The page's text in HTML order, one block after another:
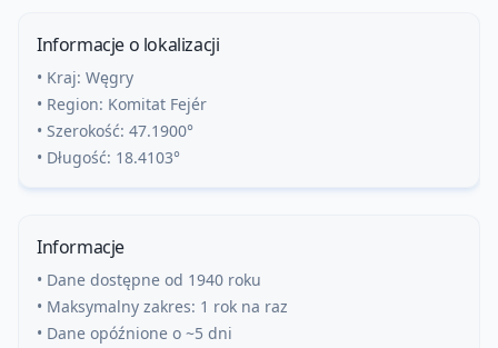
Informacje o lokalizacji
• Kraj: Węgry
• Region: Komitat Fejér
• Szerokość: 47.1900°
• Długość: 18.4103°
Informacje
• Dane dostępne od 1940 roku
• Maksymalny zakres: 1 rok na raz
• Dane opóźnione o ~5 dni